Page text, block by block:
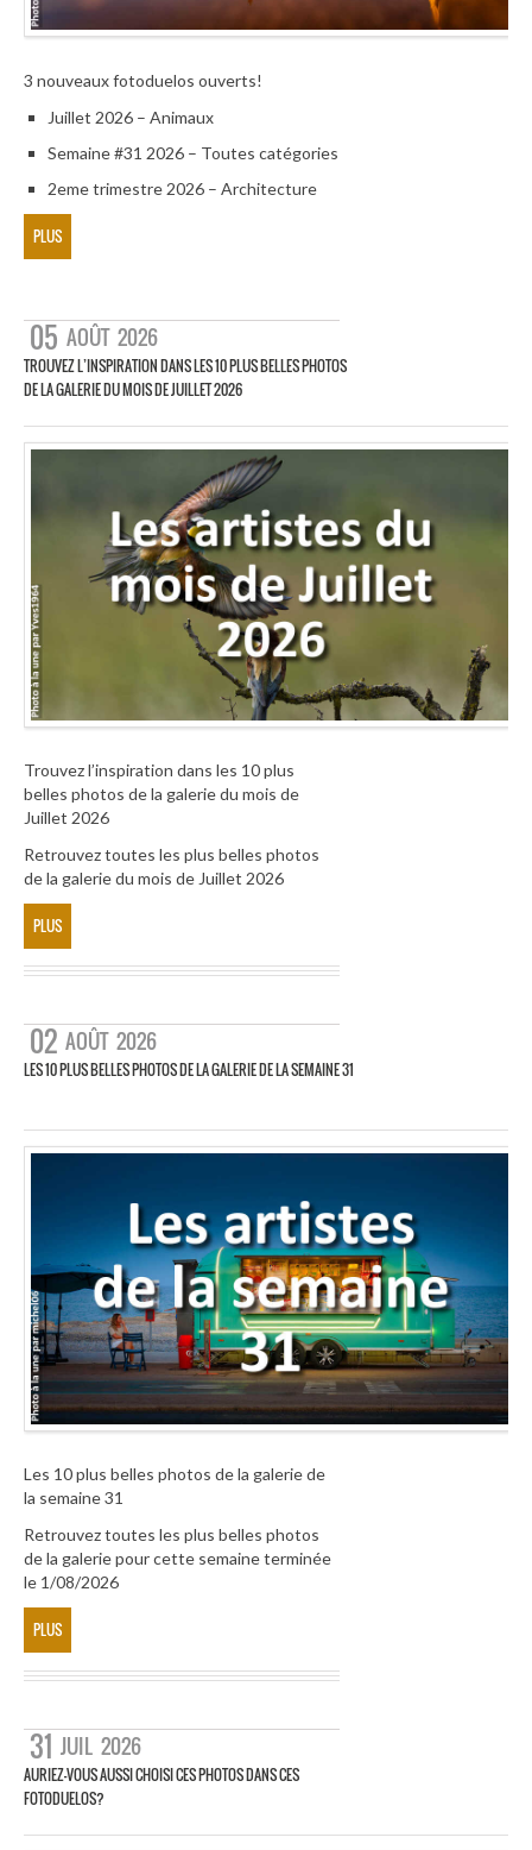
3 nouveaux fotoduelos ouverts!
Juillet 2026 – Animaux
Semaine #31 2026 – Toutes catégories
2eme trimestre 2026 – Architecture
PLUS
05 AOÛT 2026
TROUVEZ L’INSPIRATION DANS LES 10 PLUS BELLES PHOTOS
DE LA GALERIE DU MOIS DE JUILLET 2026
Trouvez l’inspiration dans les 10 plus
belles photos de la galerie du mois de
Juillet 2026
Retrouvez toutes les plus belles photos
de la galerie du mois de Juillet 2026
PLUS
02 AOÛT 2026
LES 10 PLUS BELLES PHOTOS DE LA GALERIE DE LA SEMAINE 31
Les 10 plus belles photos de la galerie de
la semaine 31
Retrouvez toutes les plus belles photos
de la galerie pour cette semaine terminée
le 1/08/2026
PLUS
31 JUIL 2026
AURIEZ-VOUS AUSSI CHOISI CES PHOTOS DANS CES
FOTODUELOS?